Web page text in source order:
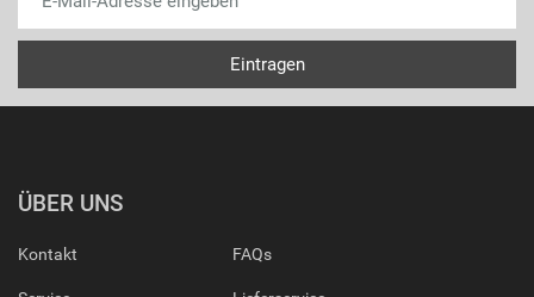
ÜBER UNS
Kontakt FAQs